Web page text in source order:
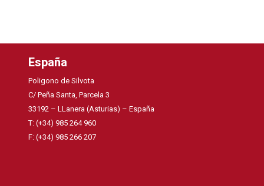
España
Poligono de Silvota
C/ Peña Santa, Parcela 3
33192 – LLanera (Asturias) – España
T: (+34) 985 264 960
F: (+34) 985 266 207